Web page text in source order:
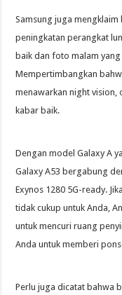
Samsung juga
peningkatan perangkat
baik dan foto malam
Mempertimbangkan
menawarkan night vision,
kabar baik.
Dengan model Galaxy A
Galaxy A53 bergabung
Exynos 1280 5G-ready.
tidak cukup untuk Anda,
untuk mencuri ruang
Anda untuk memberi
Perlu juga dicatat bahwa